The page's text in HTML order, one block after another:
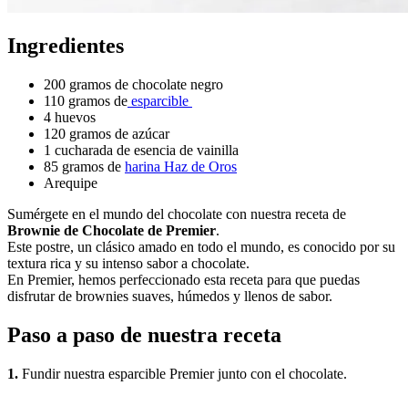
Ingredientes
200 gramos de chocolate negro
110 gramos de esparcible
4 huevos
120 gramos de azúcar
1 cucharada de esencia de vainilla
85 gramos de harina Haz de Oros
Arequipe
Sumérgete en el mundo del chocolate con nuestra receta de
Brownie de Chocolate de Premier.
Este postre, un clásico amado en todo el mundo, es conocido por su
textura rica y su intenso sabor a chocolate.
En Premier, hemos perfeccionado esta receta para que puedas
disfrutar de brownies suaves, húmedos y llenos de sabor.
Paso a paso de nuestra receta
1. Fundir nuestra esparcible Premier junto con el chocolate.